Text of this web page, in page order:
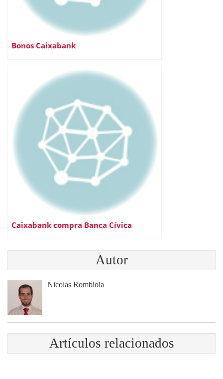
Bonos Caixabank
Caixabank compra Banca Cívica
Autor
Nicolas Rombiola
Artículos relacionados